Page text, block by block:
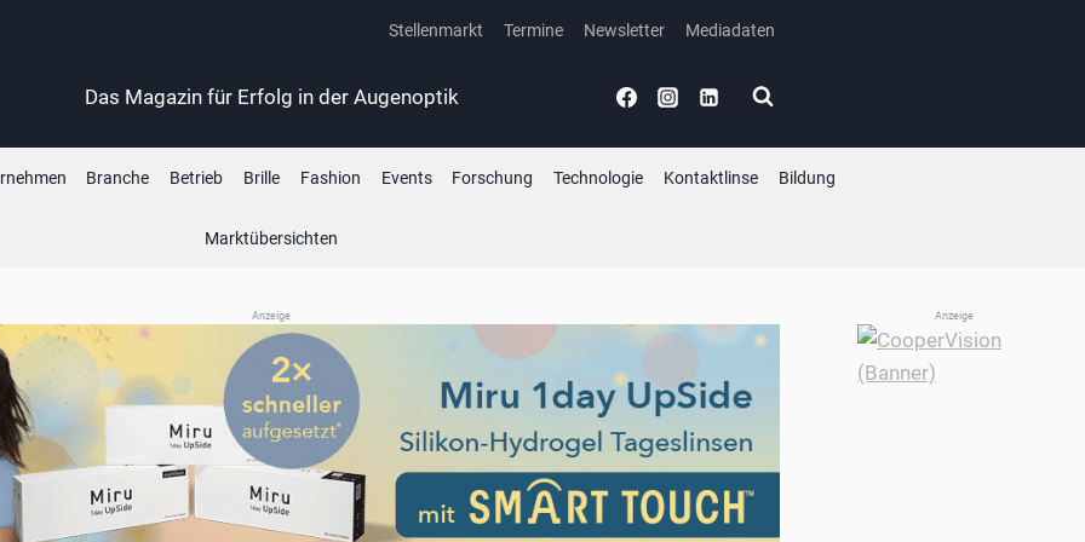
Stellenmarkt Termine Newsletter Mediadaten
Das Magazin für Erfolg in der Augenoptik
Branche Betrieb Brille Fashion Events Forschung Technologie Kontaktlinse Bildung
Marktübersichten
Anzeige
Anzeige